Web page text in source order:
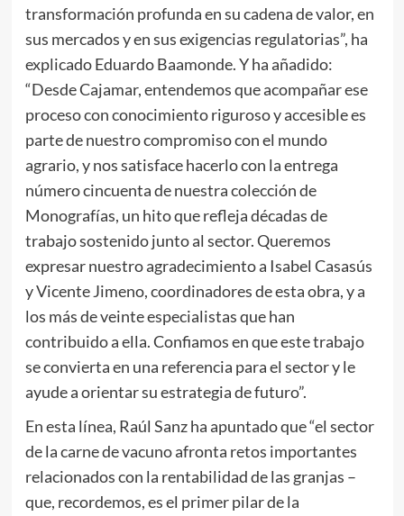
transformación profunda en su cadena de valor, en
sus mercados y en sus exigencias regulatorias”, ha
explicado Eduardo Baamonde. Y ha añadido:
“Desde Cajamar, entendemos que acompañar ese
proceso con conocimiento riguroso y accesible es
parte de nuestro compromiso con el mundo
agrario, y nos satisface hacerlo con la entrega
número cincuenta de nuestra colección de
Monografías, un hito que refleja décadas de
trabajo sostenido junto al sector. Queremos
expresar nuestro agradecimiento a Isabel Casasús
y Vicente Jimeno, coordinadores de esta obra, y a
los más de veinte especialistas que han
contribuido a ella. Confiamos en que este trabajo
se convierta en una referencia para el sector y le
ayude a orientar su estrategia de futuro”.
En esta línea, Raúl Sanz ha apuntado que “el sector
de la carne de vacuno afronta retos importantes
relacionados con la rentabilidad de las granjas –
que, recordemos, es el primer pilar de la